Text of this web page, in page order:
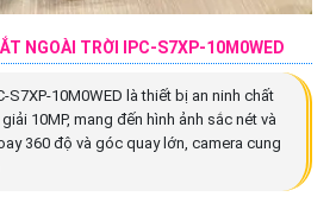
NGOÀI TRỜI IPC-S7XP-10M0WED
S7XP-10M0WED là thiết bị an ninh chất
10MP, mang đến hình ảnh sắc nét và
360 độ và góc quay lớn, camera cung